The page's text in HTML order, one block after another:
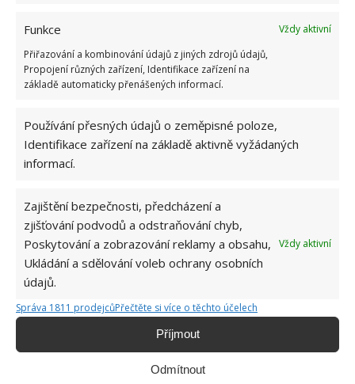
Funkce
Vždy aktivní
Přiřazování a kombinování údajů z jiných zdrojů údajů,
Propojení různých zařízení, Identifikace zařízení na
základě automaticky přenášených informací.
Používání přesných údajů o zeměpisné poloze,
Identifikace zařízení na základě aktivně vyžádaných
informací.
Zajištění bezpečnosti, předcházení a
zjišťování podvodů a odstraňování chyb,
Poskytování a zobrazování reklamy a obsahu,
Ukládání a sdělování voleb ochrany osobních
údajů.
Vždy aktivní
Správa 1811 prodejcůPřečtěte si více o těchto účelech
Příjmout
Odmítnout
nástrojů Nová zelená úsporám Light či Oprav dům
po babičce. O tom,jak a za kolik zateplit dům
na BydlímeÚtulně již psali.